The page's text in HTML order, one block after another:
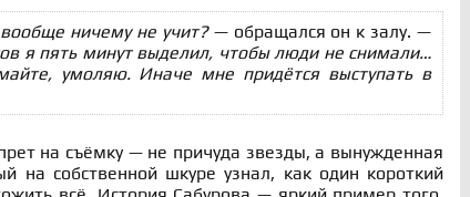
ничему не учит?— обращался он к залу. —
я пять минут выделил, чтобы люди не снимали…
умоляю. Иначе мне придётся выступать в
на съёмку — не причуда звезды, а вынужденная
на собственной шкуре узнал, как один короткий